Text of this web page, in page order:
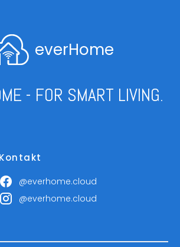
everHome
- FOR SMART LIVING.
Kontakt
@everhome.cloud
@everhome.cloud